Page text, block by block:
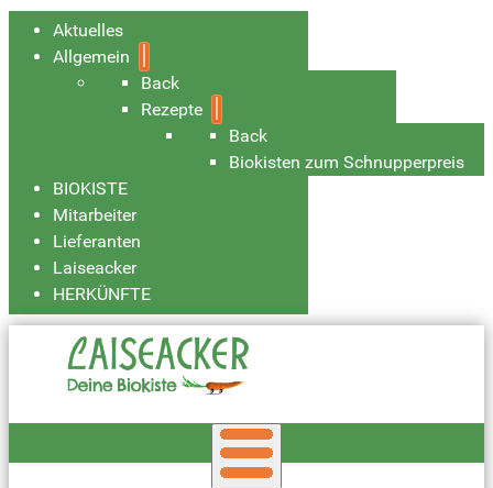
Aktuelles
Allgemein
Back
Rezepte
Back
Biokisten zum Schnupperpreis
BIOKISTE
Mitarbeiter
Lieferanten
Laiseacker
HERKÜNFTE